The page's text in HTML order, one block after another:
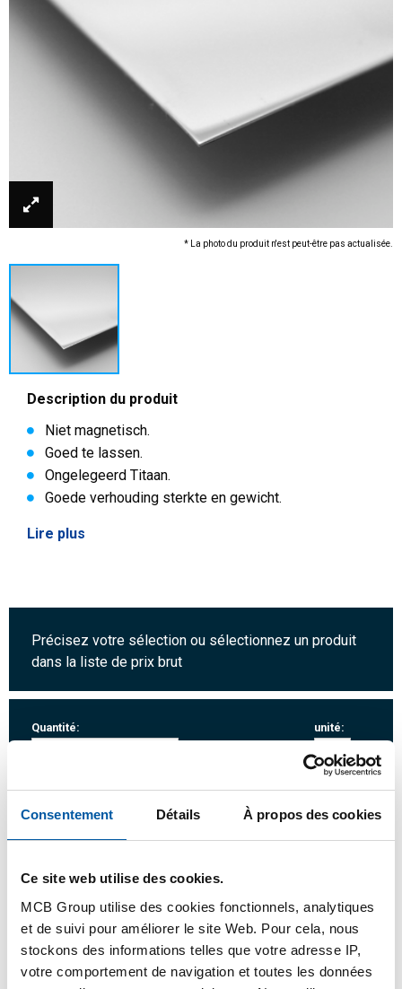
Consentement Détails À propos des cookies
Ce site web utilise des cookies.
MCB Group utilise des cookies fonctionnels, analytiques
et de suivi pour améliorer le site Web. Pour cela, nous
stockons des informations telles que votre adresse IP,
votre comportement de navigation et toutes les données
* La photo du produit n'est peut-être pas actualisée.
Description du produit
Niet magnetisch.
Goed te lassen.
Ongelegeerd Titaan.
Goede verhouding sterkte en gewicht.
Lire plus
Précisez votre sélection ou sélectionnez un produit
dans la liste de prix brut
Quantité: unité:
SE CONNECTER
commande
Commandez avec vos propres numéros d’articles